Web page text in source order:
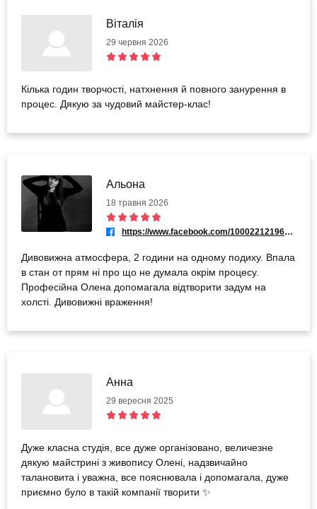
Віталія
29 червня 2026
Кілька годин творчості, натхнення й повного занурення в
процес. Дякую за чудовий майстер-клас!
Альона
18 травня 2026
https://www.facebook.com/100022121963744
Дивовижна атмосфера, 2 години на одному подиху. Впала
в стан от прям ні про що не думала окрім процесу.
Професійна Олена допомагала відтворити задум на
холсті. Дивовижні враження!
Анна
29 вересня 2025
Дуже класна студія, все дуже організовано, величезне
дякую майстрині з живопису Олені, надзвичайно
талановита і уважна, все пояснювала і допомагала, дуже
приємно було в такій компанії творити ✨